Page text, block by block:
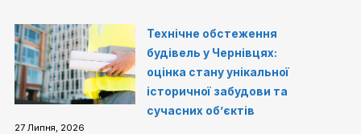
Технічне обстеження
будівель у Чернівцях:
оцінка стану унікальної
історичної забудови та
сучасних об’єктів
27 Липня, 2026